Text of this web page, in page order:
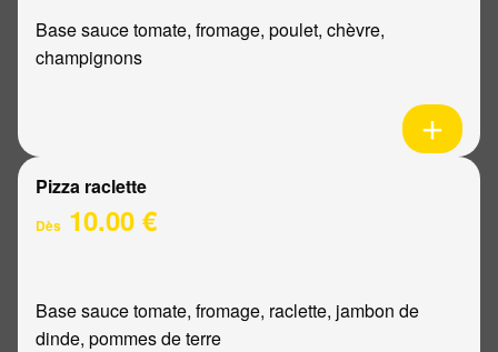
Base sauce tomate, fromage, poulet, chèvre,
champignons
Pizza raclette
Dès 10.00 €
Base sauce tomate, fromage, raclette, jambon de
dinde, pommes de terre